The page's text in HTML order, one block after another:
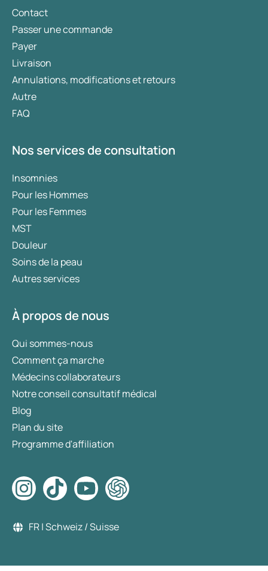
Contact
Passer une commande
Payer
Livraison
Annulations, modifications et retours
Autre
FAQ
Nos services de consultation
Insomnies
Pour les Hommes
Pour les Femmes
MST
Douleur
Soins de la peau
Autres services
À propos de nous
Qui sommes-nous
Comment ça marche
Médecins collaborateurs
Notre conseil consultatif médical
Blog
Plan du site
Programme d'affiliation
FR | Schweiz / Suisse